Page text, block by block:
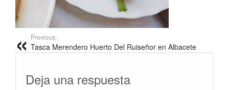
Previous:
Tasca Merendero Huerto Del Ruiseñor en Albacete
Deja una respuesta